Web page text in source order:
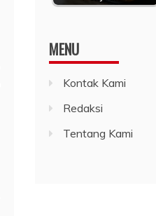
MENU
Kontak Kami
Redaksi
Tentang Kami